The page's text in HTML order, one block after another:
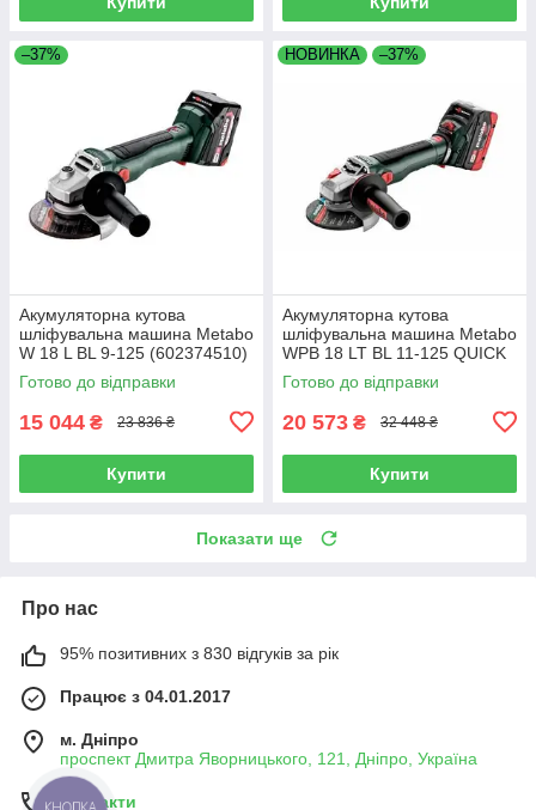
–37%
Акумуляторна кутова
шліфувальна машина Metabo
W 18 L BL 9-125 (602374510)
Готово до відправки
15 044 ₴ 23 836 ₴
Купити
НОВИНКА –37%
Акумуляторна кутова
шліфувальна машина Metabo
WPB 18 LT BL 11-125 QUICK
(613057660) 2X5.5AH LIHD
Готово до відправки
20 573 ₴ 32 448 ₴
Купити
Показати ще
Про нас
95% позитивних з 830 відгуків за рік
Працює з 04.01.2017
м. Дніпро
проспект Дмитра Яворницького, 121, Дніпро, Україна
Контакти